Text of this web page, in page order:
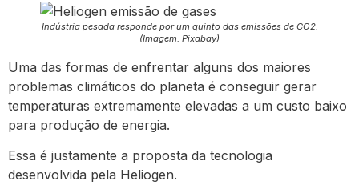
Indústria pesada responde por um quinto das emissões de CO2.
(Imagem: Pixabay)
Uma das formas de enfrentar alguns dos maiores
problemas climáticos do planeta é conseguir gerar
temperaturas extremamente elevadas a um custo baixo
para produção de energia.
Essa é justamente a proposta da tecnologia
desenvolvida pela Heliogen.